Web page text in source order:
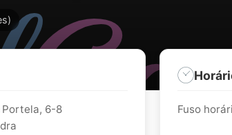
Portela, 6-8
Fuso